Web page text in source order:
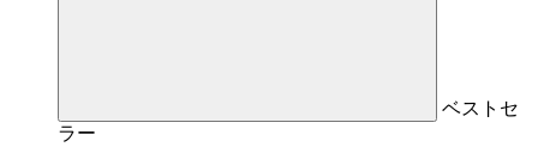
ベストセ
ラー